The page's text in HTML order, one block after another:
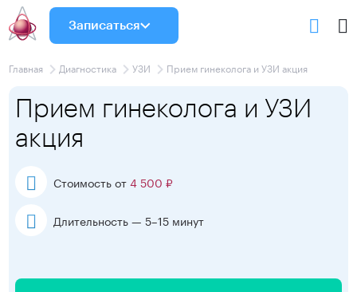
Записаться
Главная Диагностика УЗИ Прием гинеколога и УЗИ акция
Прием гинеколога и УЗИ
акция
Стоимость от4 500 ₽
Длительность — 5–15 минут